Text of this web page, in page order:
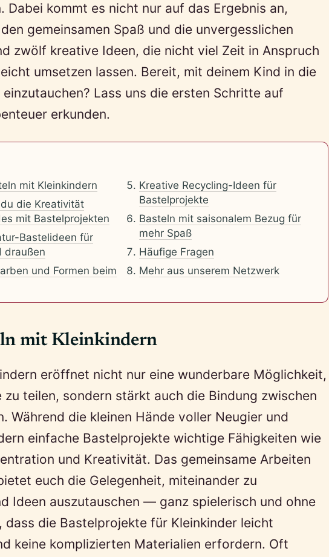
Dabei kommt es nicht nur auf das Ergebnis an,
gemeinsamen Spaß und die unvergesslichen
zwölf kreative Ideen, die nicht viel Zeit in Anspruch
umsetzen lassen. Bereit, mit deinem Kind in die
Lass uns die ersten Schritte auf
erkunden.
mit Kleinkindern
die Kreativität
mit Bastelprojekten
Bastelideen für
draußen
und Formen beim
Kreative Recycling-Ideen für
Bastelprojekte
Basteln mit saisonalem Bezug für
mehr Spaß
Häufige Fragen
Mehr aus unserem Netzwerk
mit Kleinkindern
eröffnet nicht nur eine wunderbare Möglichkeit,
teilen, sondern stärkt auch die Bindung zwischen
Während die kleinen Hände voller Neugier und
einfache Bastelprojekte wichtige Fähigkeiten wie
und Kreativität. Das gemeinsame Arbeiten
euch die Gelegenheit, miteinander zu
Ideen auszutauschen — ganz spielerisch und ohne
dass die Bastelprojekte für Kleinkinder leicht
keine komplizierten Materialien erfordern. Oft